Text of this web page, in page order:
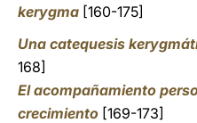
kerygma [160-175]
Una catequesis
168]
El acompañamiento
crecimiento [169-173]